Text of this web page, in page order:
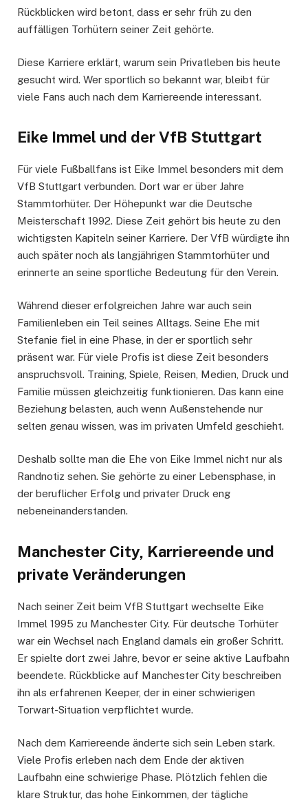
Rückblicken wird betont, dass er sehr früh zu den
auffälligen Torhütern seiner Zeit gehörte.
Diese Karriere erklärt, warum sein Privatleben bis heute
gesucht wird. Wer sportlich so bekannt war, bleibt für
viele Fans auch nach dem Karriereende interessant.
Eike Immel und der VfB Stuttgart
Für viele Fußballfans ist Eike Immel besonders mit dem
VfB Stuttgart verbunden. Dort war er über Jahre
Stammtorhüter. Der Höhepunkt war die Deutsche
Meisterschaft 1992. Diese Zeit gehört bis heute zu den
wichtigsten Kapiteln seiner Karriere. Der VfB würdigte ihn
auch später noch als langjährigen Stammtorhüter und
erinnerte an seine sportliche Bedeutung für den Verein.
Während dieser erfolgreichen Jahre war auch sein
Familienleben ein Teil seines Alltags. Seine Ehe mit
Stefanie fiel in eine Phase, in der er sportlich sehr
präsent war. Für viele Profis ist diese Zeit besonders
anspruchsvoll. Training, Spiele, Reisen, Medien, Druck und
Familie müssen gleichzeitig funktionieren. Das kann eine
Beziehung belasten, auch wenn Außenstehende nur
selten genau wissen, was im privaten Umfeld geschieht.
Deshalb sollte man die Ehe von Eike Immel nicht nur als
Randnotiz sehen. Sie gehörte zu einer Lebensphase, in
der beruflicher Erfolg und privater Druck eng
nebeneinanderstanden.
Manchester City, Karriereende und
private Veränderungen
Nach seiner Zeit beim VfB Stuttgart wechselte Eike
Immel 1995 zu Manchester City. Für deutsche Torhüter
war ein Wechsel nach England damals ein großer Schritt.
Er spielte dort zwei Jahre, bevor er seine aktive Laufbahn
beendete. Rückblicke auf Manchester City beschreiben
ihn als erfahrenen Keeper, der in einer schwierigen
Torwart-Situation verpflichtet wurde.
Nach dem Karriereende änderte sich sein Leben stark.
Viele Profis erleben nach dem Ende der aktiven
Laufbahn eine schwierige Phase. Plötzlich fehlen die
klare Struktur, das hohe Einkommen, der tägliche